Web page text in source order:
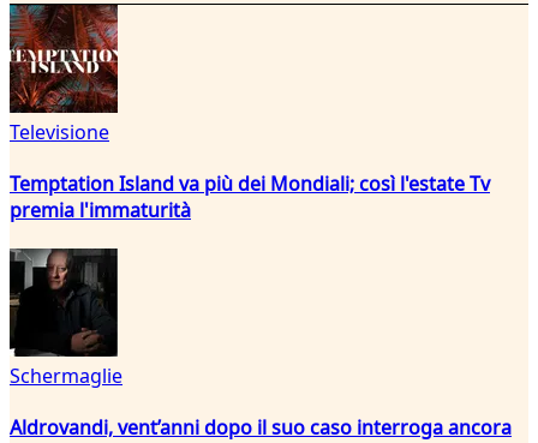
Televisione
Temptation Island va più dei Mondiali; così l'estate Tv
premia l'immaturità
Schermaglie
Aldrovandi, vent’anni dopo il suo caso interroga ancora